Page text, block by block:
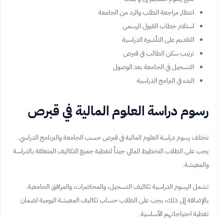
انتظار مراجعة الطلب والرد من الجامعة
استلام خطاب القبول الرسمي
التقديم على التأشيرة الدراسية
ترتيب سكن الطالب في قبرص
التسجيل في الجامعة بعد الوصول
البدء في البرامج الدراسية
رسوم دراسة العلوم المالية في قبرص
تختلف رسوم دراسة العلوم المالية في قبرص حسب الجامعة والبرنامج الدراسي.
يجب على الطلاب التخطيط المالي جيداً لتغطية جميع التكاليف المتعلقة بالدراسة
والمعيشة.
تشمل الرسوم الدراسية تكاليف التسجيل، والمحاضرات، والمرافق الجامعية.
بالإضافة إلى ذلك، يجب على الطلاب حساب تكاليف المعيشة اليومية لضمان
تغطية احتياجاتهم الأساسية.